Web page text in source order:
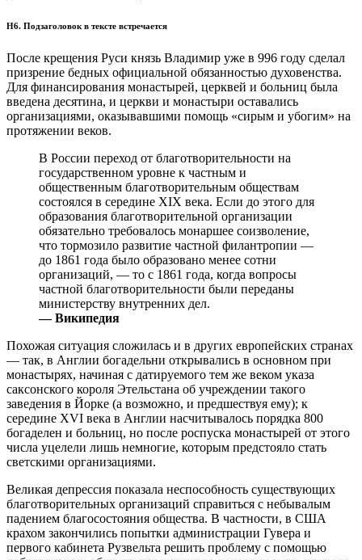
H6. Подзаголовок в текcте встречается
После крещения Руси князь Владимир уже в 996 году сделал
призрение бедных официальной обязанностью духовенства.
Для финансирования монастырей, церквей и больниц была
введена десятина, и церкви и монастыри оставались
организациями, оказывавшими помощь «сирым и убогим» на
протяжении веков.
В России переход от благотворительности на
государственном уровне к частным и
общественным благотворительным обществам
состоялся в середине XIX века. Если до этого для
образования благотворительной организации
обязательно требовалось монаршее соизволение,
что тормозило развитие частной филантропии —
до 1861 года было образовано менее сотни
организаций, — то с 1861 года, когда вопросы
частной благотворительности были переданы
министерству внутренних дел.
— Википедия
Похожая ситуация сложилась и в других европейских странах
— так, в Англии богадельни открывались в основном при
монастырях, начиная с датируемого тем же веком указа
саксонского короля Этельстана об учреждении такого
заведения в Йорке (а возможно, и предшествуя ему); к
середине XVI века в Англии насчитывалось порядка 800
богаделен и больниц, но после роспуска монастырей от этого
числа уцелели лишь немногие, которым предстояло стать
светскими организациями.
Великая депрессия показала неспособность существующих
благотворительных организаций справиться с небывалым
падением благосостояния общества. В частности, в США
крахом закончились попытки администрации Гувера и
первого кабинета Рузвельта решить проблему с помощью